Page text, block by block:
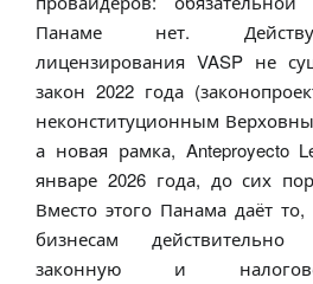
Панаме нет.
лицензирования VASP не
закон 2022 года
неконституционным
а новая рамка, Anteproyecto
январе 2026 года, до сих
Вместо этого Панама даёт
бизнесам
законную и